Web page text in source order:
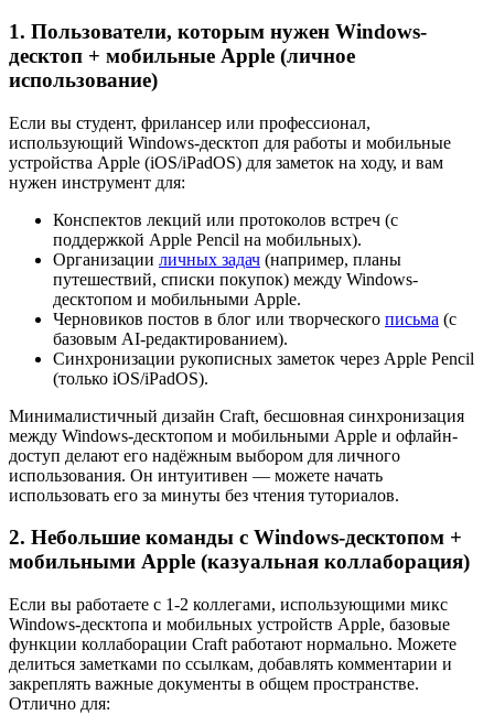
1. Пользователи, которым нужен Windows-
десктоп + мобильные Apple (личное
использование)
Если вы студент, фрилансер или профессионал,
использующий Windows-десктоп для работы и мобильные
устройства Apple (iOS/iPadOS) для заметок на ходу, и вам
нужен инструмент для:
Конспектов лекций или протоколов встреч (с
поддержкой Apple Pencil на мобильных).
Организации личных задач (например, планы
путешествий, списки покупок) между Windows-
десктопом и мобильными Apple.
Черновиков постов в блог или творческого письма (с
базовым AI-редактированием).
Синхронизации рукописных заметок через Apple Pencil
(только iOS/iPadOS).
Минималистичный дизайн Craft, бесшовная синхронизация
между Windows-десктопом и мобильными Apple и офлайн-
доступ делают его надёжным выбором для личного
использования. Он интуитивен — можете начать
использовать его за минуты без чтения туториалов.
2. Небольшие команды с Windows-десктопом +
мобильными Apple (казуальная коллаборация)
Если вы работаете с 1-2 коллегами, использующими микс
Windows-десктопа и мобильных устройств Apple, базовые
функции коллаборации Craft работают нормально. Можете
делиться заметками по ссылкам, добавлять комментарии и
закреплять важные документы в общем пространстве.
Отлично для: